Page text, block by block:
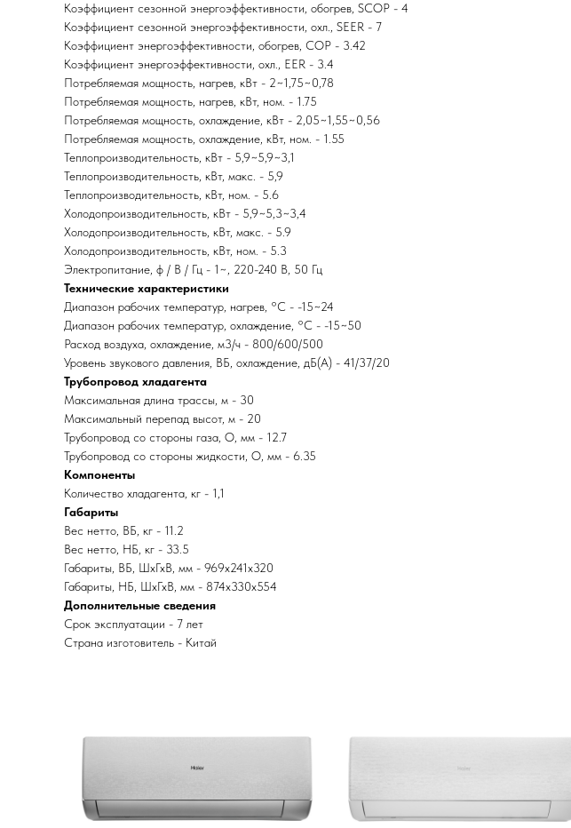
Коэффициент сезонной энергоэффективности, обогрев, SCOP - 4
Коэффициент сезонной энергоэффективности, охл., SEER - 7
Коэффициент энергоэффективности, обогрев, COP - 3.42
Коэффициент энергоэффективности, охл., EER - 3.4
Потребляемая мощность, нагрев, кВт - 2~1,75~0,78
Потребляемая мощность, нагрев, кВт, ном. - 1.75
Потребляемая мощность, охлаждение, кВт - 2,05~1,55~0,56
Потребляемая мощность, охлаждение, кВт, ном. - 1.55
Теплопроизводительность, кВт - 5,9~5,9~3,1
Теплопроизводительность, кВт, макс. - 5,9
Теплопроизводительность, кВт, ном. - 5.6
Холодопроизводительность, кВт - 5,9~5,3~3,4
Холодопроизводительность, кВт, макс. - 5.9
Холодопроизводительность, кВт, ном. - 5.3
Электропитание, ф / В / Гц - 1~, 220-240 В, 50 Гц
Технические характеристики
Диапазон рабочих температур, нагрев, °C - -15~24
Диапазон рабочих температур, охлаждение, °C - -15~50
Расход воздуха, охлаждение, м3/ч - 800/600/500
Уровень звукового давления, ВБ, охлаждение, дБ(А) - 41/37/20
Трубопровод хладагента
Максимальная длина трассы, м - 30
Максимальный перепад высот, м - 20
Трубопровод со стороны газа, O, мм - 12.7
Трубопровод со стороны жидкости, O, мм - 6.35
Компоненты
Количество хладагента, кг - 1,1
Габариты
Вес нетто, ВБ, кг - 11.2
Вес нетто, НБ, кг - 33.5
Габариты, ВБ, ШхГхВ, мм - 969x241x320
Габариты, НБ, ШхГхВ, мм - 874x330x554
Дополнительные сведения
Срок эксплуатации - 7 лет
Страна изготовитель - Китай